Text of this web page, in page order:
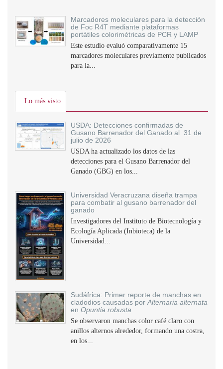
Marcadores moleculares para la detección
de Foc R4T mediante plataformas
portátiles colorimétricas de PCR y LAMP
Este estudio evaluó comparativamente 15
marcadores moleculares previamente publicados
para la...
Lo más visto
USDA: Detecciones confirmadas de
Gusano Barrenador del Ganado al 31 de
julio de 2026
USDA ha actualizado los datos de las
detecciones para el Gusano Barrenador del
Ganado (GBG) en los...
Universidad Veracruzana diseña trampa
para combatir al gusano barrenador del
ganado
Investigadores del Instituto de Biotecnología y
Ecología Aplicada (Inbioteca) de la
Universidad...
Sudáfrica: Primer reporte de manchas en
cladodios causadas por Alternaria alternata
en Opuntia robusta
Se observaron manchas color café claro con
anillos alternos alrededor, formando una costra,
en los...